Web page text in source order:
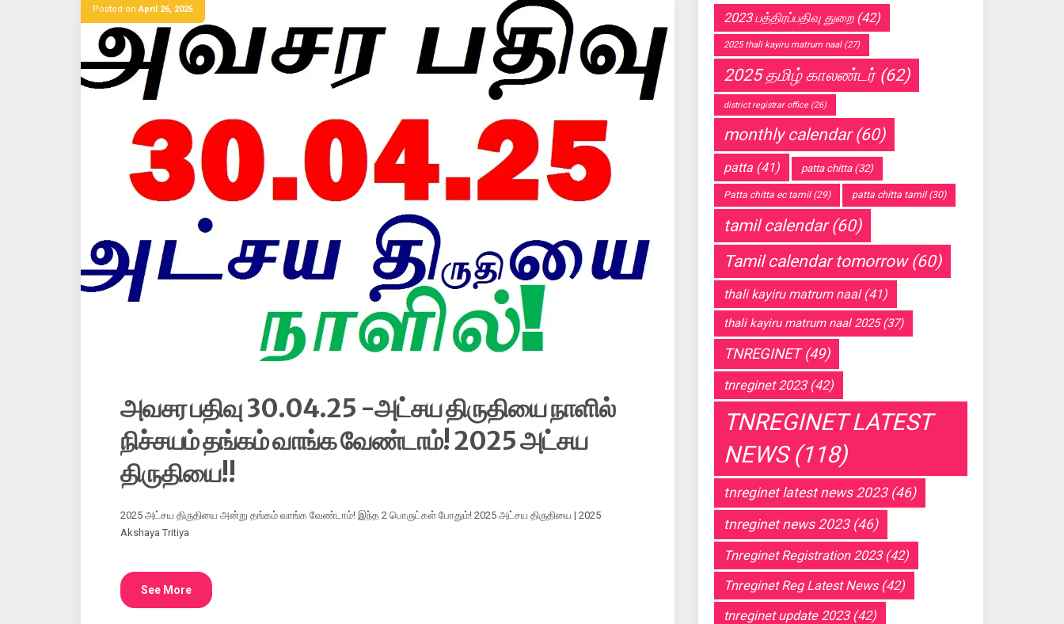
Posted onApril 26, 2025
அவசர பதிவு 30.04.25 -அட்சய திருதியை நாளில்
நிச்சயம் தங்கம் வாங்க வேண்டாம்! 2025 அட்சய
திருதியை!!
2025 அட்சய திருதியை அன்று தங்கம் வாங்க வேண்டாம்! இந்த 2 பொருட்கள் போதும்! 2025 அட்சய திருதியை | 2025
Akshaya Tritiya
See More
2023 பத்திரப்பதிவு துறை(42)
2025 thali kayiru matrum naal(27)
2025 தமிழ் காலண்டர்(62)
district registrar office (26)
monthly calendar(60)
patta (41) patta chitta(32)
Patta chitta ec tamil(29) patta chitta tamil(30)
tamil calendar(60)
Tamil calendar tomorrow(60)
thali kayiru matrum naal(41)
thali kayiru matrum naal 2025(37)
TNREGINET(49)
tnreginet 2023(42)
TNREGINET LATEST
NEWS(118)
tnreginet latest news 2023(46)
tnreginet news 2023(46)
Tnreginet Registration 2023(42)
Tnreginet Reg Latest News(42)
tnreginet update 2023(42)